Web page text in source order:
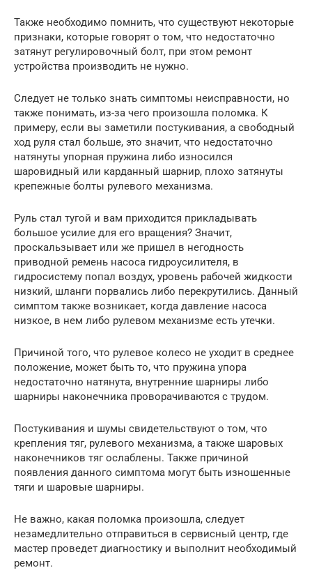
Также необходимо помнить, что существуют некоторые
признаки, которые говорят о том, что недостаточно
затянут регулировочный болт, при этом ремонт
устройства производить не нужно.
Следует не только знать симптомы неисправности, но
также понимать, из-за чего произошла поломка. К
примеру, если вы заметили постукивания, а свободный
ход руля стал больше, это значит, что недостаточно
натянуты упорная пружина либо износился
шаровидный или карданный шарнир, плохо затянуты
крепежные болты рулевого механизма.
Руль стал тугой и вам приходится прикладывать
большое усилие для его вращения? Значит,
проскальзывает или же пришел в негодность
приводной ремень насоса гидроусилителя, в
гидросистему попал воздух, уровень рабочей жидкости
низкий, шланги порвались либо перекрутились. Данный
симптом также возникает, когда давление насоса
низкое, в нем либо рулевом механизме есть утечки.
Причиной того, что рулевое колесо не уходит в среднее
положение, может быть то, что пружина упора
недостаточно натянута, внутренние шарниры либо
шарниры наконечника проворачиваются с трудом.
Постукивания и шумы свидетельствуют о том, что
крепления тяг, рулевого механизма, а также шаровых
наконечников тяг ослаблены. Также причиной
появления данного симптома могут быть изношенные
тяги и шаровые шарниры.
Не важно, какая поломка произошла, следует
незамедлительно отправиться в сервисный центр, где
мастер проведет диагностику и выполнит необходимый
ремонт.